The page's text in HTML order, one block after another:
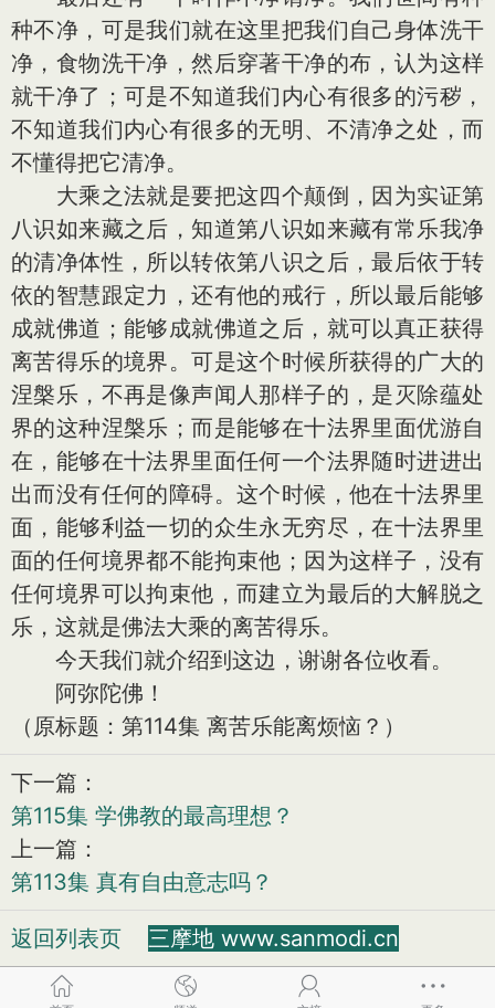
种不净，可是我们就在这里把我们自己身体洗干
净，食物洗干净，然后穿著干净的布，认为这样
就干净了；可是不知道我们内心有很多的污秽，
不知道我们内心有很多的无明、不清净之处，而
不懂得把它清净。
大乘之法就是要把这四个颠倒，因为实证第
八识如来藏之后，知道第八识如来藏有常乐我净
的清净体性，所以转依第八识之后，最后依于转
依的智慧跟定力，还有他的戒行，所以最后能够
成就佛道；能够成就佛道之后，就可以真正获得
离苦得乐的境界。可是这个时候所获得的广大的
涅槃乐，不再是像声闻人那样子的，是灭除蕴处
界的这种涅槃乐；而是能够在十法界里面优游自
在，能够在十法界里面任何一个法界随时进进出
出而没有任何的障碍。这个时候，他在十法界里
面，能够利益一切的众生永无穷尽，在十法界里
面的任何境界都不能拘束他；因为这样子，没有
任何境界可以拘束他，而建立为最后的大解脱之
乐，这就是佛法大乘的离苦得乐。
今天我们就介绍到这边，谢谢各位收看。
阿弥陀佛！
（原标题：第114集 离苦乐能离烦恼？）
下一篇：
第115集 学佛教的最高理想？
上一篇：
第113集 真有自由意志吗？
返回列表页 三摩地 www.sanmodi.cn